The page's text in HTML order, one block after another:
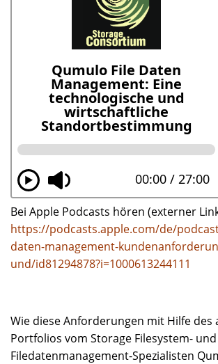
Bei Apple Podcasts hören (externer
https://podcasts.apple.com/de/
daten-management-
und/id81294878?i=1000613244111
Wie diese Anforderungen mit Hilfe des
Portfolios vom Storage Filesystem- und
Filedatenmanagement-Spezialisten